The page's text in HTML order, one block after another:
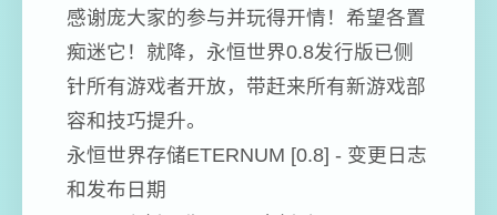
感谢庞大家的参与并玩得开情！希望各置
痴迷它！就降，永恒世界0.8发行版已侧
针所有游戏者开放，带赶来所有新游戏部
容和技巧提升。
永恒世界存储ETERNUM [0.8] - 变更日志
和发布日期